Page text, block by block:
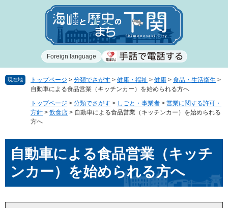
で
ば
Foreign language
現在地 トップページ > 分類でさがす > 健康・福祉 > 健康 > 食品・生活衛生 >
自動車による食品営業（キッチンカー）を始められる方へ
トップページ > 分類でさがす > しごと・事業者 > 営業に関する許可・
方針 > 飲食店 > 自動車による食品営業（キッチンカー）を始められる
方へ
自動車による食品営業（キッチ
ンカー）を始められる方へ